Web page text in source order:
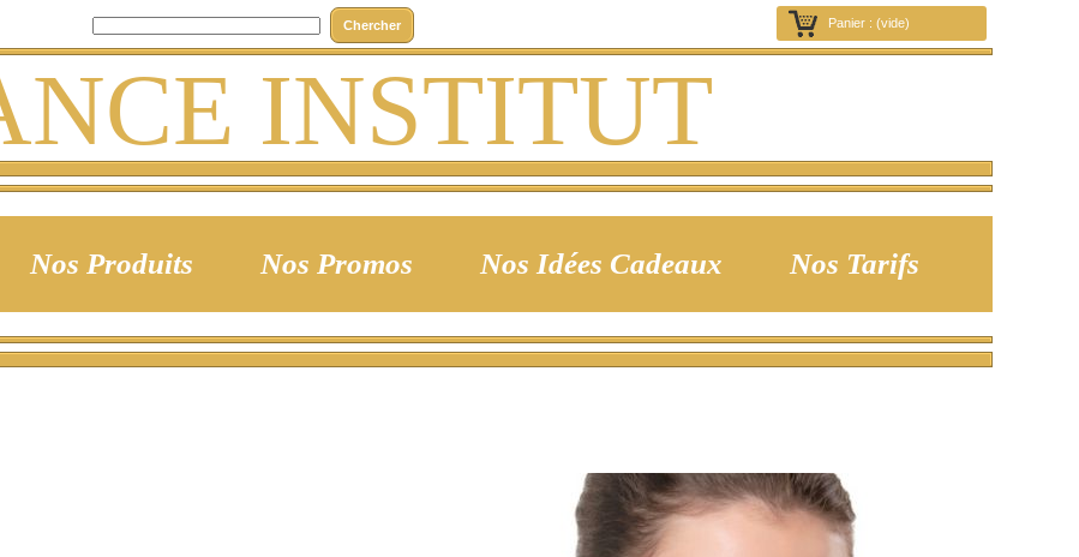
INSTITUT
Panier : (vide)
Produits Nos Promos Nos Idées Cadeaux Nos Tarifs
Chercher